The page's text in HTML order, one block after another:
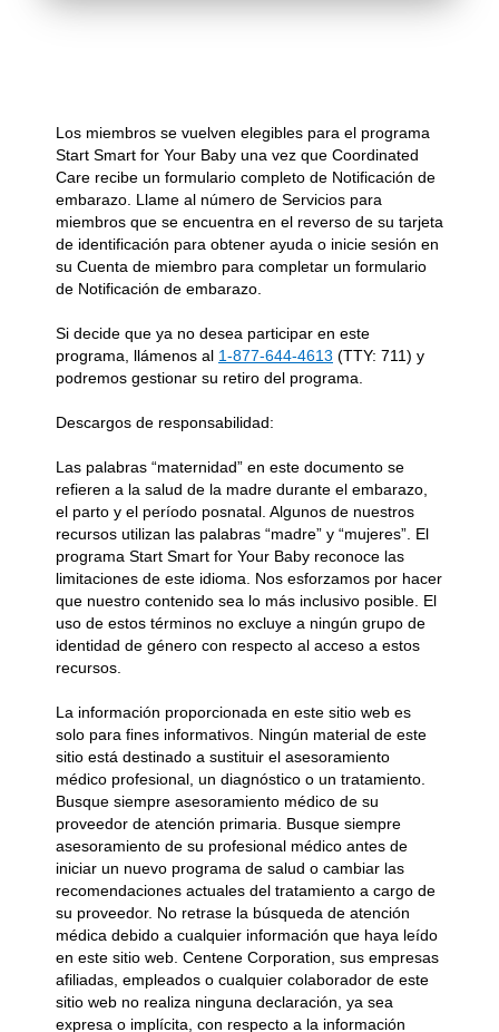
Los miembros se vuelven elegibles para el programa
Start Smart for Your Baby una vez que Coordinated
Care recibe un formulario completo de Notificación de
embarazo. Llame al número de Servicios para
miembros que se encuentra en el reverso de su tarjeta
de identificación para obtener ayuda o inicie sesión en
su Cuenta de miembro para completar un formulario
de Notificación de embarazo.
Si decide que ya no desea participar en este
programa, llámenos al 1-877-644-4613 (TTY: 711) y
podremos gestionar su retiro del programa.
Descargos de responsabilidad:
Las palabras “maternidad” en este documento se
refieren a la salud de la madre durante el embarazo,
el parto y el período posnatal. Algunos de nuestros
recursos utilizan las palabras “madre” y “mujeres”. El
programa Start Smart for Your Baby reconoce las
limitaciones de este idioma. Nos esforzamos por hacer
que nuestro contenido sea lo más inclusivo posible. El
uso de estos términos no excluye a ningún grupo de
identidad de género con respecto al acceso a estos
recursos.
La información proporcionada en este sitio web es
solo para fines informativos. Ningún material de este
sitio está destinado a sustituir el asesoramiento
médico profesional, un diagnóstico o un tratamiento.
Busque siempre asesoramiento médico de su
proveedor de atención primaria. Busque siempre
asesoramiento de su profesional médico antes de
iniciar un nuevo programa de salud o cambiar las
recomendaciones actuales del tratamiento a cargo de
su proveedor. No retrase la búsqueda de atención
médica debido a cualquier información que haya leído
en este sitio web. Centene Corporation, sus empresas
afiliadas, empleados o cualquier colaborador de este
sitio web no realiza ninguna declaración, ya sea
expresa o implícita, con respecto a la información